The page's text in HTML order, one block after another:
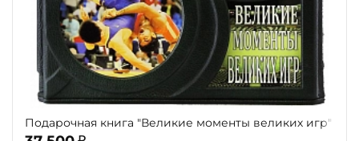
Подарочная книга "Великие моменты великих игр"